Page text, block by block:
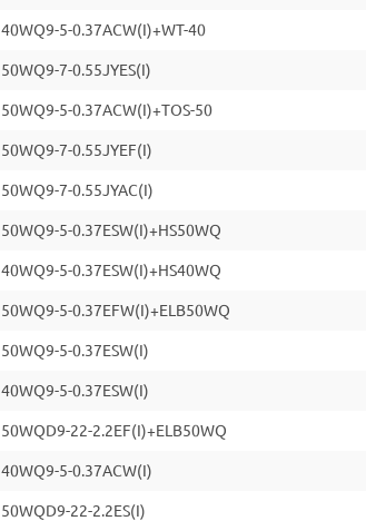
40WQ9-5-0.37ACW(I)+WT-40
50WQ9-7-0.55JYES(I)
50WQ9-5-0.37ACW(I)+TOS-50
50WQ9-7-0.55JYEF(I)
50WQ9-7-0.55JYAC(I)
50WQ9-5-0.37ESW(I)+HS50WQ
40WQ9-5-0.37ESW(I)+HS40WQ
50WQ9-5-0.37EFW(I)+ELB50WQ
50WQ9-5-0.37ESW(I)
40WQ9-5-0.37ESW(I)
50WQD9-22-2.2EF(I)+ELB50WQ
40WQ9-5-0.37ACW(I)
50WQD9-22-2.2ES(I)